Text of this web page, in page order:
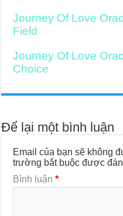
Journey Of Love
Field
Journey Of Love
Choice
Để lại một bình luận
Email của bạn sẽ không
trường bắt buộc được
Bình luận*